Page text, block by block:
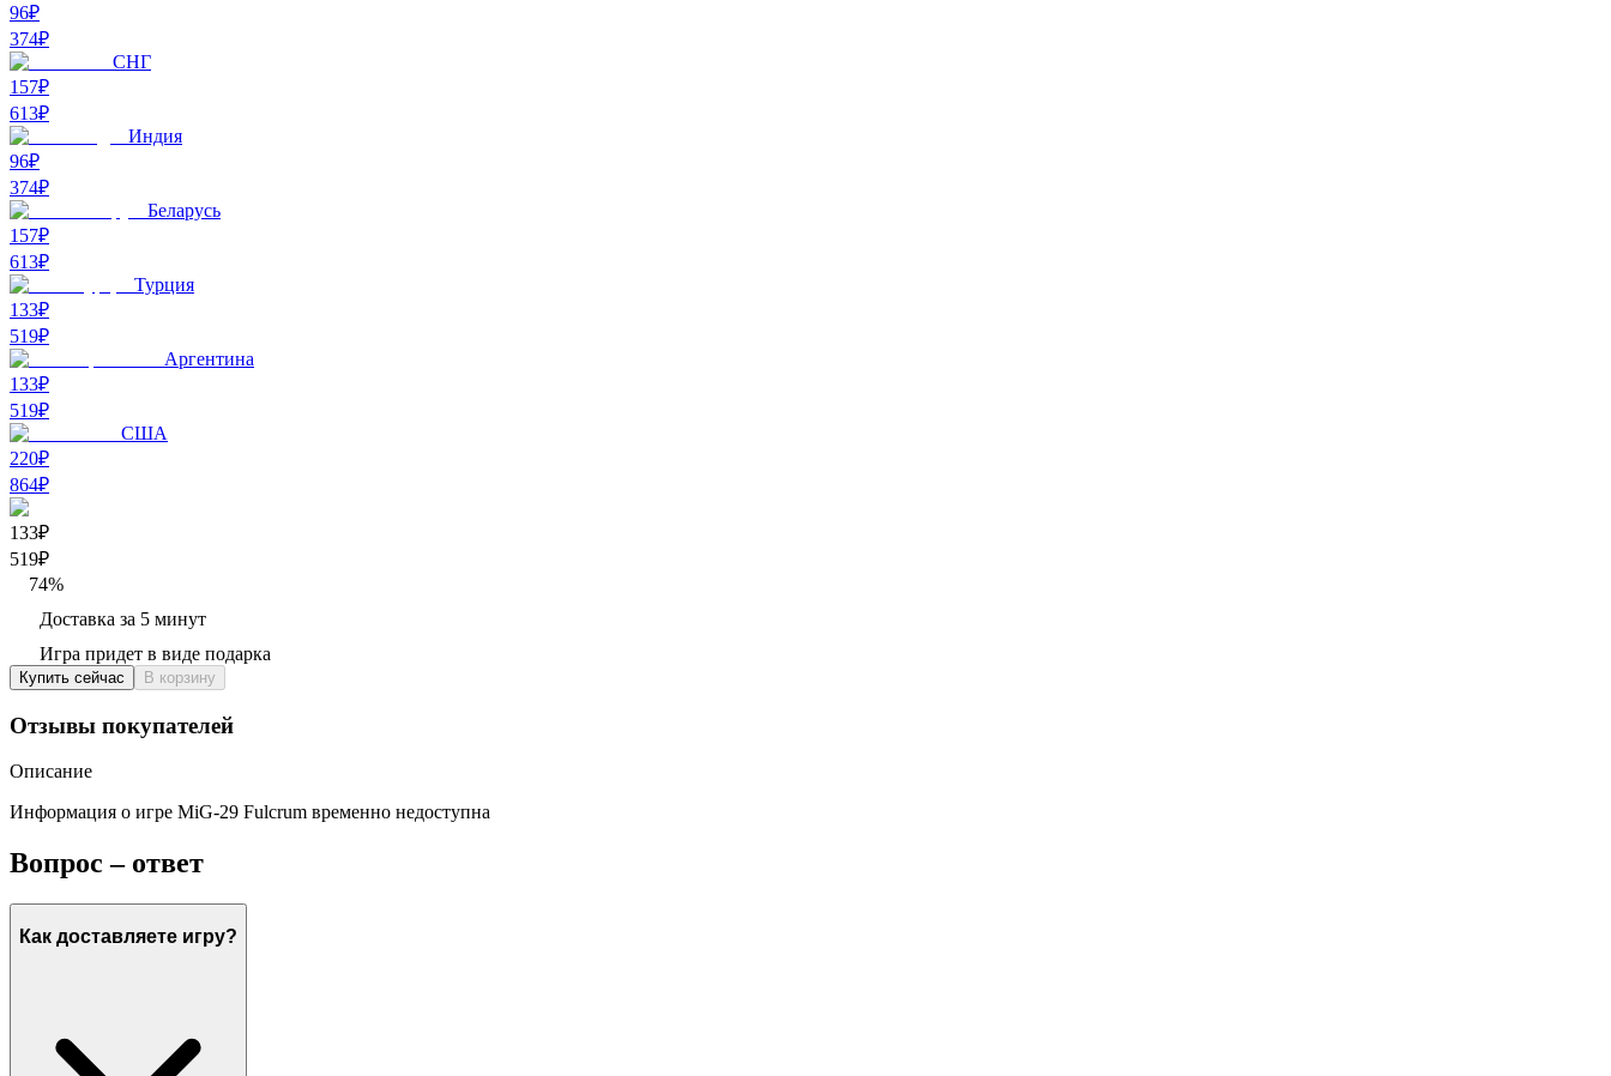
96₽
374₽
СНГ
157₽
613₽
Индия
96₽
374₽
Беларусь
157₽
613₽
Турция
133₽
519₽
Аргентина
133₽
519₽
США
220₽
864₽
133₽
519₽
74%
Доставка за 5 минут
Игра придет в виде подарка
Купить сейчас В корзину
Отзывы покупателей
Описание
Информация о игре MiG-29 Fulcrum временно недоступна
Вопрос – ответ
Как доставляете игру?